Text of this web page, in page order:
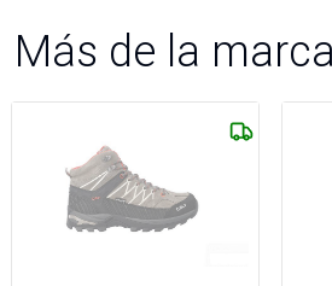
Más de la marca